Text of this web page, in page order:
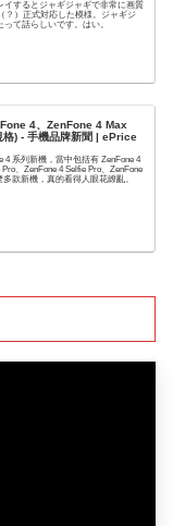
イするとジャギジャギで非常に画質
？）正式対応した模様。ジャギジ
て話らしいです。はい。
4、ZenFone 4 Max
格) - 手機品牌新聞 | ePrice
4 系列新機，當中包括有 ZenFone 4
、ZenFone 4 Selfie Pro、ZenFone
款新機，真的看得人眼花繚亂。